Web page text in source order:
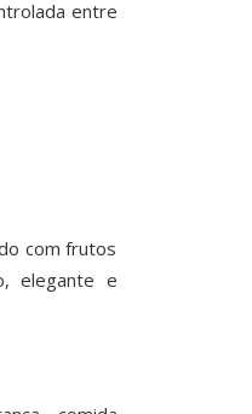
entre
com frutos
elegante e